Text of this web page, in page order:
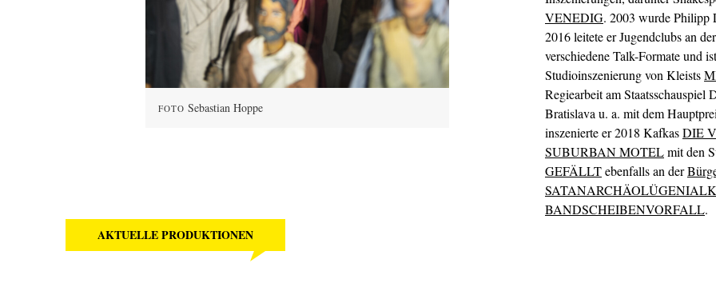
FOTO Sebastian Hoppe
VENEDIG. 2003 wurde Philipp
2016 leitete er Jugendclubs an
verschiedene Talk-Formate und
Studioinszenierung von Kleists
Regiearbeit am Staatsschauspiel
Bratislava u. a. mit dem
inszenierte er 2018 KafkasDIE
SUBURBAN MOTELmit den
GEFÄLLTebenfalls an der
BANDSCHEIBENVORFALL.
AKTUELLE PRODUKTIONEN